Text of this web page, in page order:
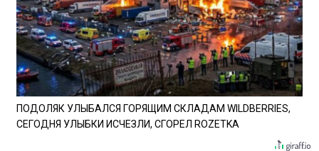
ПОДОЛЯК УЛЫБАЛСЯ ГОРЯЩИМ СКЛАДАМ WILDBERRIES,
СЕГОДНЯ УЛЫБКИ ИСЧЕЗЛИ, СГОРЕЛ ROZETKA